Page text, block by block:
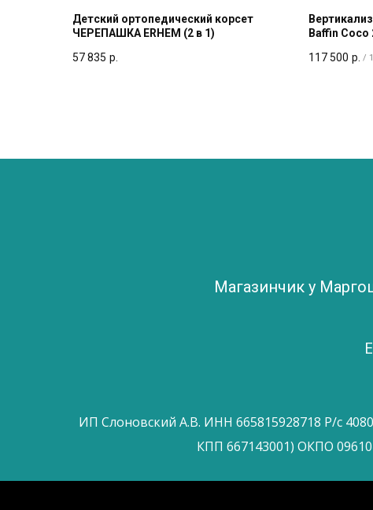
Детский ортопедический корсет
ЧЕРЕПАШКА ERHEM (2 в 1)
57 835 р.
Baffin Coco
117 500 р. /
Магазинчик у
ИП Слоновский А.В. ИНН 665815928718 Р/с
КПП 667143001) ОКПО